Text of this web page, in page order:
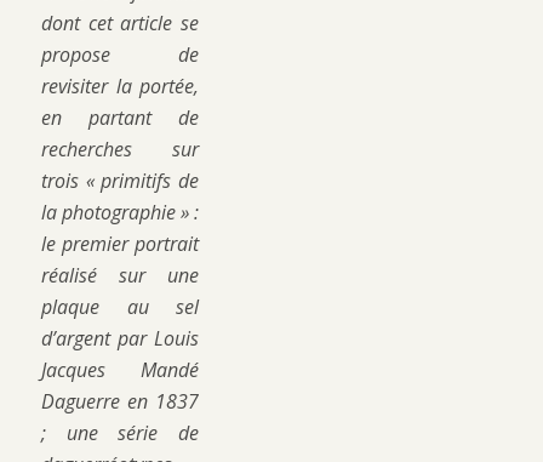
dont cet article se
propose de
revisiter la portée,
en partant de
recherches sur
trois « primitifs de
la photographie » :
le premier portrait
réalisé sur une
plaque au sel
d’argent par Louis
Jacques Mandé
Daguerre en 1837
; une série de